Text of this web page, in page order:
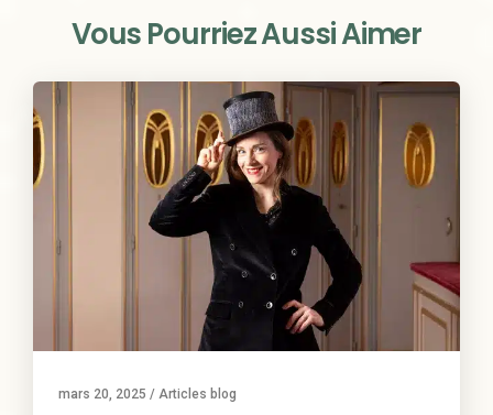
Vous Pourriez Aussi Aimer
mars 20, 2025 / Articles blog